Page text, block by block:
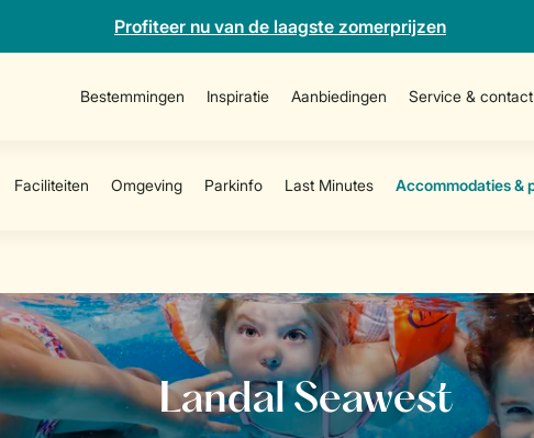
Profiteer nu van de laagste zomerprijzen
Bestemmingen Inspiratie Aanbiedingen Service & contact